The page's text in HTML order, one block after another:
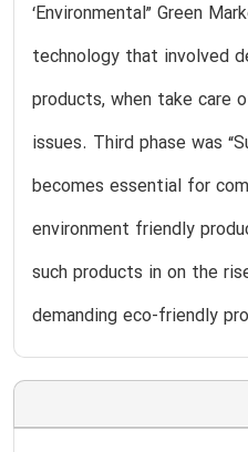
‘Environmental” Green
technology that involved
products, when take care
issues. Third phase was
becomes essential for
environment friendly
such products in on the
demanding eco-friendly